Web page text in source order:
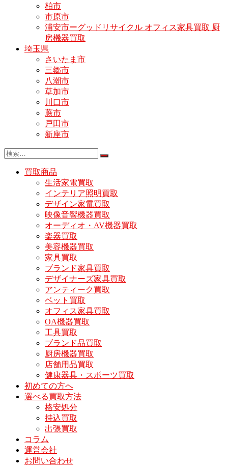
柏市
市原市
浦安市ーグッドリサイクル オフィス家具買取 厨
房機器買取
埼玉県
さいたま市
三郷市
八潮市
草加市
川口市
蕨市
戸田市
新座市
買取商品
生活家電買取
インテリア照明買取
デザイン家電買取
映像音響機器買取
オーディオ・AV機器買取
楽器買取
美容機器買取
家具買取
ブランド家具買取
デザイナーズ家具買取
アンティーク買取
ベット買取
オフィス家具買取
OA機器買取
工具買取
ブランド品買取
厨房機器買取
店舗用品買取
健康器具・スポーツ買取
初めての方へ
選べる買取方法
格安処分
持込買取
出張買取
コラム
運営会社
お問い合わせ